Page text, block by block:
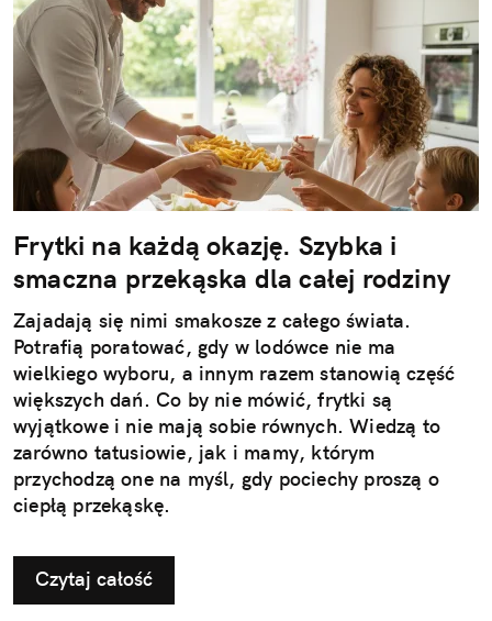
Frytki na każdą okazję. Szybka i
smaczna przekąska dla całej rodziny
Zajadają się nimi smakosze z całego świata.
Potrafią poratować, gdy w lodówce nie ma
wielkiego wyboru, a innym razem stanowią część
większych dań. Co by nie mówić, frytki są
wyjątkowe i nie mają sobie równych. Wiedzą to
zarówno tatusiowie, jak i mamy, którym
przychodzą one na myśl, gdy pociechy proszą o
ciepłą przekąskę.
Czytaj całość